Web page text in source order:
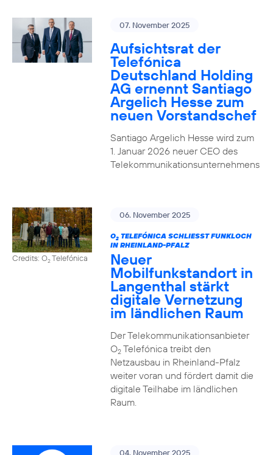
07. November 2025
Aufsichtsrat der
Telefónica
Deutschland Holding
AG ernennt Santiago
Argelich Hesse zum
neuen Vorstandschef
Santiago Argelich Hesse wird zum
1. Januar 2026 neuer CEO des
Telekommunikationsunternehmens
Credits: O2Telefónica
06. November 2025
O2TELEFÓNICA SCHLIESST FUNKLOCH I
N RHEINLAND-PFALZ
Neuer
Mobilfunkstandort in
Langenthal stärkt
digitale Vernetzung
im ländlichen Raum
Der Telekommunikationsanbieter
O2Telefónica treibt den
Netzausbau in Rheinland-Pfalz
weiter voran und fördert damit die
digitale Teilhabe im ländlichen
Raum.
04. November 2025